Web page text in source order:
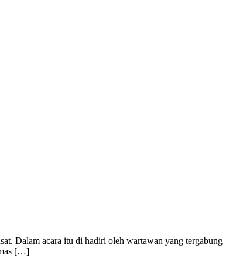
Dalam acara itu di hadiri oleh wartawan yang tergabung
[…]